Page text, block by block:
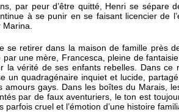
par peur d’être quitté, Henri se sépare
à se punir en se faisant licencier de
se retirer dans la maison de famille près
par une mère, Francesca, pleine de
la vérité de ses enfants rebelles. Dans ce
un quadragénaire inquiet et lucide,
amours gays. Dans les boîtes du Marais,
par de faux aventuriers, le ton est
cruel et l’émotion d’une histoire